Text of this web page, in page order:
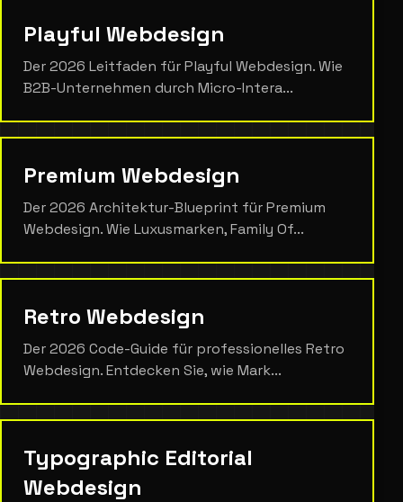
Playful Webdesign
Der 2026 Leitfaden für Playful Webdesign. Wie
B2B-Unternehmen durch Micro-Intera...
Premium Webdesign
Der 2026 Architektur-Blueprint für Premium
Webdesign. Wie Luxusmarken, Family Of...
Retro Webdesign
Der 2026 Code-Guide für professionelles Retro
Webdesign. Entdecken Sie, wie Mark...
Typographic Editorial
Webdesign